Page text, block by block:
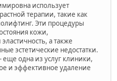
использует
терапии, такие как
Эти процедуры
кожи,
а также
эстетические недостатки.
одна из услуг клиники,
и эффективное удаление